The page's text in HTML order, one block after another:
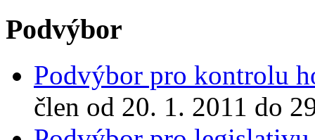
Podvýbor
Podvýbor pro kontrolu
člen od 20. 1. 2011 do